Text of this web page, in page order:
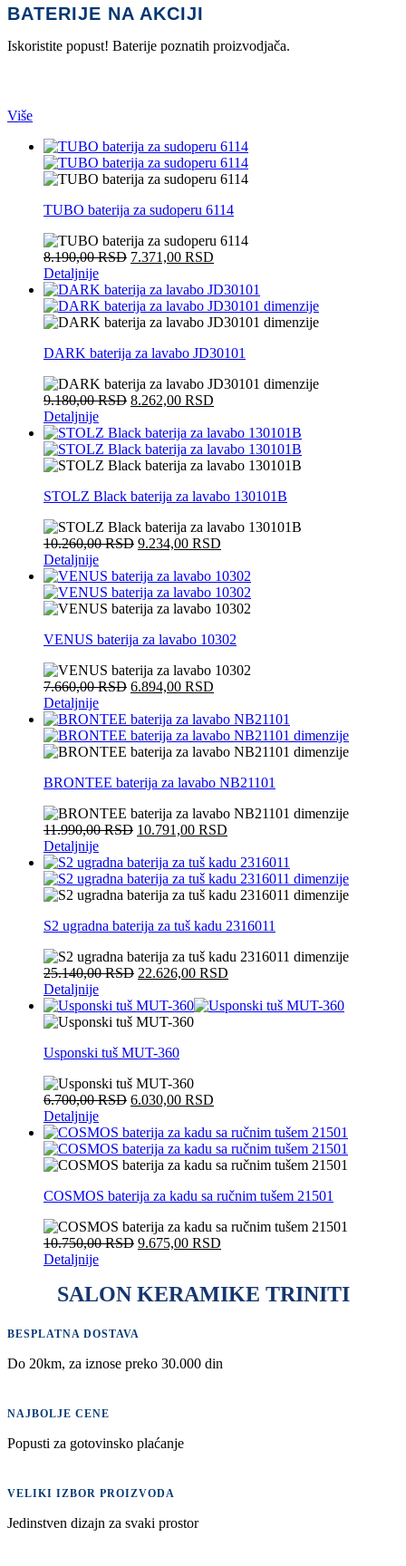
BATERIJE NA AKCIJI
Iskoristite popust! Baterije poznatih proizvodjača.
Više
TUBO baterija za sudoperu 6114
8.190,00RSD 7.371,00 RSD
Detaljnije
DARK baterija za lavabo JD30101
9.180,00RSD 8.262,00 RSD
Detaljnije
STOLZ Black baterija za lavabo 130101B
10.260,00RSD 9.234,00 RSD
Detaljnije
VENUS baterija za lavabo 10302
7.660,00RSD 6.894,00 RSD
Detaljnije
BRONTEE baterija za lavabo NB21101
11.990,00RSD 10.791,00 RSD
Detaljnije
S2 ugradna baterija za tuš kadu 2316011
25.140,00RSD 22.626,00 RSD
Detaljnije
Usponski tuš MUT-360
6.700,00RSD 6.030,00 RSD
Detaljnije
COSMOS baterija za kadu sa ručnim tušem 21501
10.750,00RSD 9.675,00 RSD
Detaljnije
SALON KERAMIKE TRINITI
BESPLATNA DOSTAVA
Do 20km, za iznose preko 30.000 din
NAJBOLJE CENE
Popusti za gotovinsko plaćanje
VELIKI IZBOR PROIZVODA
Jedinstven dizajn za svaki prostor